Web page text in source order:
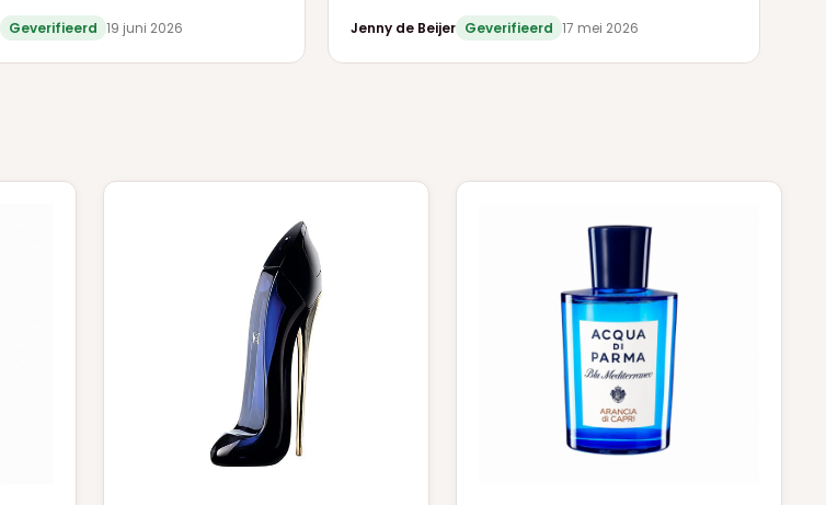
Geverifieerd 19 juni 2026 Jenny de Beijer Geverifieerd 17 mei 2026